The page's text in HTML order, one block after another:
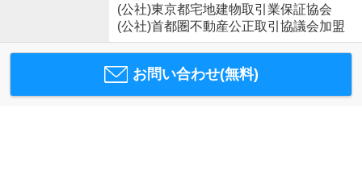
(公社)東京都宅地建物取引業保証協会
(公社)首都圏不動産公正取引協議会加盟
お問い合わせ(無料)